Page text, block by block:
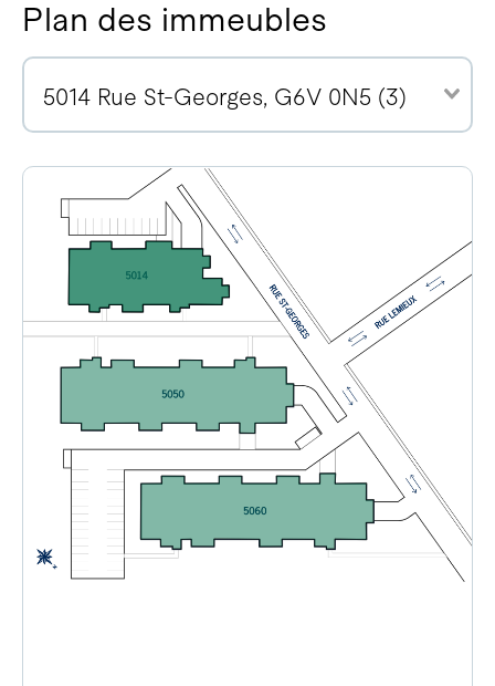
Plan des immeubles
5014 Rue St-Georges, G6V 0N5 (3)